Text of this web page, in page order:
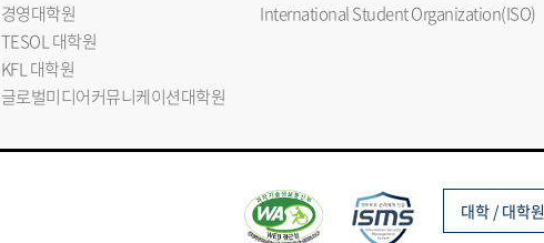
경영대학원
TESOL 대학원
KFL 대학원
글로벌미디어커뮤니케이션대학원
International Student Organization(ISO)
대학 / 대학원